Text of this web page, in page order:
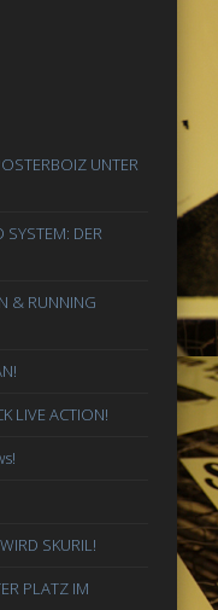
UNTER
DER
& RUNNING
LIVE ACTION!
SKURIL!
PLATZ IM